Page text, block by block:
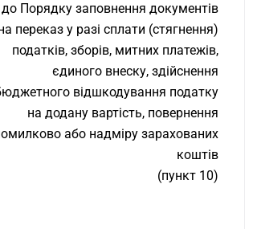
до Порядку заповнення документів
переказ у разі сплати (стягнення)
податків, зборів, митних платежів,
єдиного внеску, здійснення
відшкодування податку
на додану вартість, повернення
або надміру зарахованих
коштів
(пункт 10)